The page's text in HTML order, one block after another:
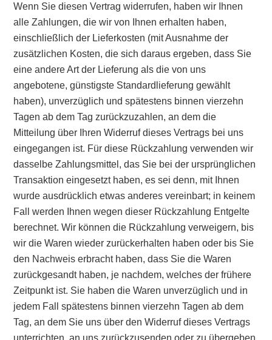
Wenn Sie diesen Vertrag widerrufen, haben wir Ihnen
alle Zahlungen, die wir von Ihnen erhalten haben,
einschließlich der Lieferkosten (mit Ausnahme der
zusätzlichen Kosten, die sich daraus ergeben, dass Sie
eine andere Art der Lieferung als die von uns
angebotene, günstigste Standardlieferung gewählt
haben), unverzüglich und spätestens binnen vierzehn
Tagen ab dem Tag zurückzuzahlen, an dem die
Mitteilung über Ihren Widerruf dieses Vertrags bei uns
eingegangen ist. Für diese Rückzahlung verwenden wir
dasselbe Zahlungsmittel, das Sie bei der ursprünglichen
Transaktion eingesetzt haben, es sei denn, mit Ihnen
wurde ausdrücklich etwas anderes vereinbart; in keinem
Fall werden Ihnen wegen dieser Rückzahlung Entgelte
berechnet. Wir können die Rückzahlung verweigern, bis
wir die Waren wieder zurückerhalten haben oder bis Sie
den Nachweis erbracht haben, dass Sie die Waren
zurückgesandt haben, je nachdem, welches der frühere
Zeitpunkt ist. Sie haben die Waren unverzüglich und in
jedem Fall spätestens binnen vierzehn Tagen ab dem
Tag, an dem Sie uns über den Widerruf dieses Vertrags
unterrichten, an uns zurückzusenden oder zu übergeben.